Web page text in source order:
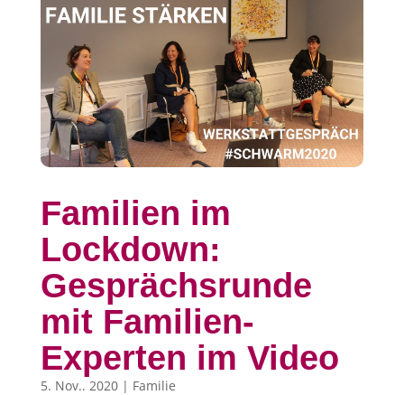
Familien im
Lockdown:
Gesprächsrunde
mit Familien-
Experten im Video
5. Nov.. 2020| Familie